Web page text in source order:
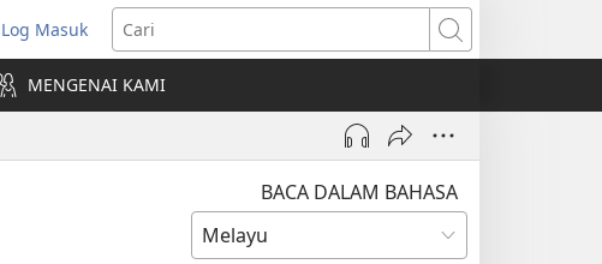
Log Masuk
(membuka
tetingkap
baharu)
Cari
MENGENAI KAMI
BACA DALAM BAHASA